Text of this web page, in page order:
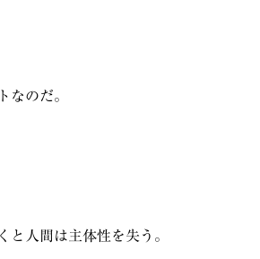
なのだ。
と人間は主体性を失う。